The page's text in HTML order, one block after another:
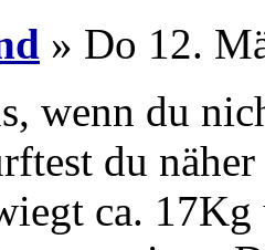
» Do 12.
wenn du
du
ca. 17Kg